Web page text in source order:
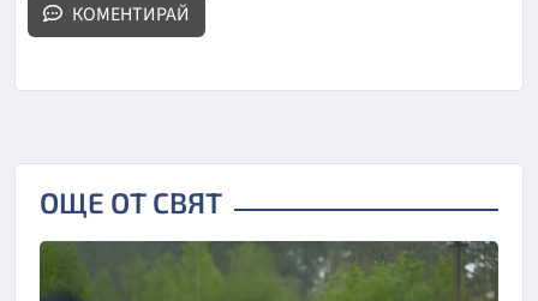
КОМЕНТИРАЙ
ОЩЕ ОТ СВЯТ